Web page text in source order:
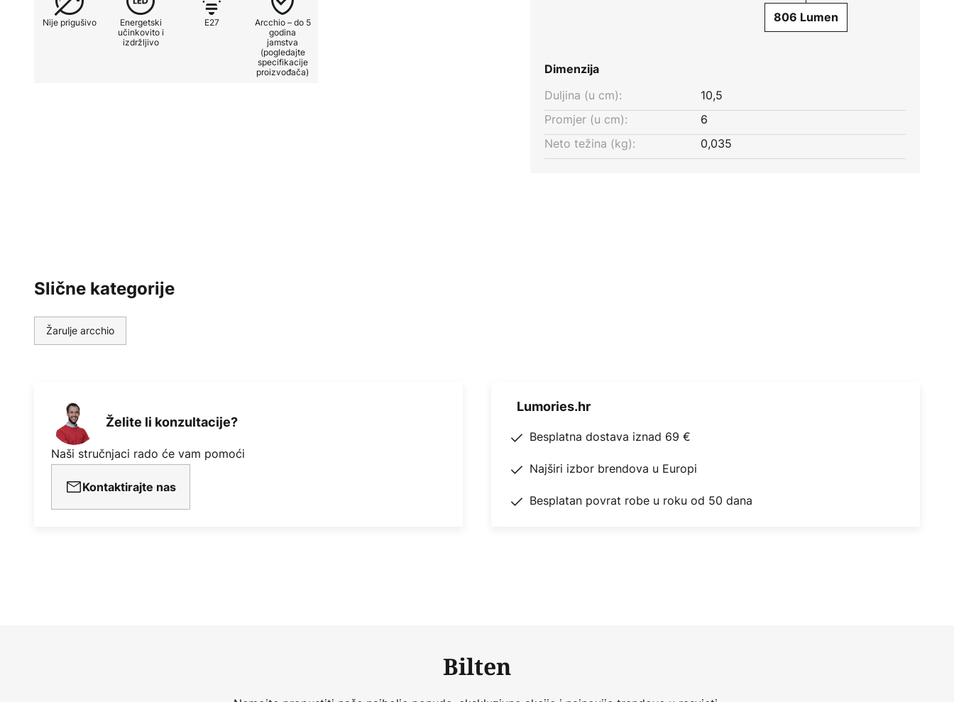
- energetska učinkovitost klase A
Nije prigušivo
Energetski
učinkovito i
izdržljivo
E27
Arcchio – do 5
godina
jamstva
(pogledajte
specifikacije
proizvođača)
806 Lumen
Dimenzija
Duljina (u cm):
10,5
Promjer (u cm):
6
Neto težina (kg):
0,035
Slične kategorije
Žarulje arcchio
Želite li konzultacije?
Naši stručnjaci rado će vam pomoći
Kontaktirajte nas
Lumories.hr
Besplatna dostava iznad 69 €
Najširi izbor brendova u Europi
Besplatan povrat robe u roku od 50 dana
Bilten